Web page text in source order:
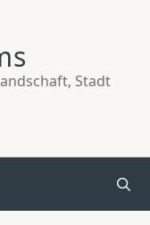
Stadt